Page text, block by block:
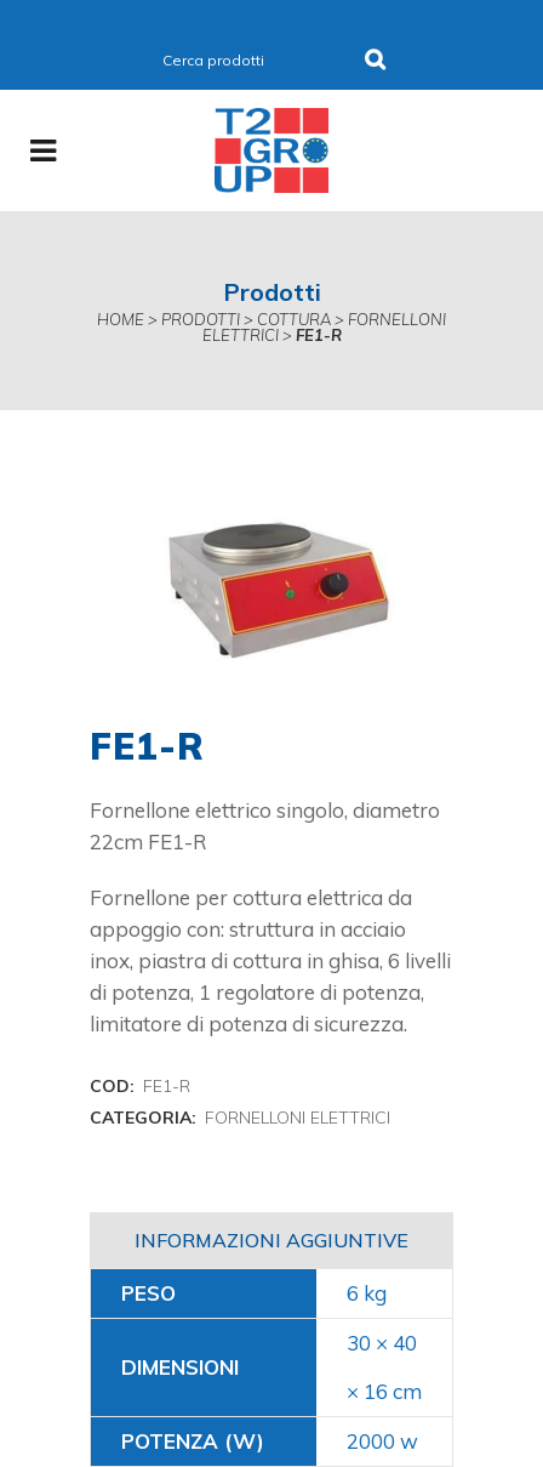
Prodotti
HOME> PRODOTTI> COTTURA> FORNELLONI
ELETTRICI> FE1-R
FE1-R
Fornellone elettrico singolo, diametro
22cm FE1-R
Fornellone per cottura elettrica da
appoggio con: struttura in acciaio
inox, piastra di cottura in ghisa, 6 livelli
di potenza, 1 regolatore di potenza,
limitatore di potenza di sicurezza.
COD: FE1-R
CATEGORIA: FORNELLONI ELETTRICI
INFORMAZIONI AGGIUNTIVE
PESO 6 kg
DIMENSIONI
30 × 40
× 16 cm
POTENZA (W)
2000